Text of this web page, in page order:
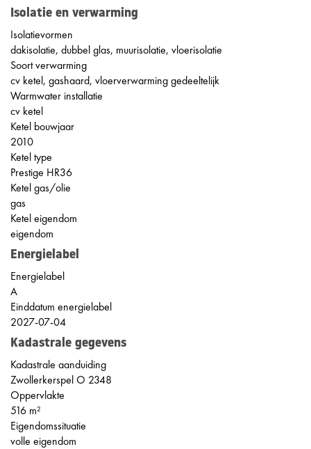
Isolatie en verwarming
Isolatievormen
dakisolatie, dubbel glas, muurisolatie, vloerisolatie
Soort verwarming
cv ketel, gashaard, vloerverwarming gedeeltelijk
Warmwater installatie
cv ketel
Ketel bouwjaar
2010
Ketel type
Prestige HR36
Ketel gas/olie
gas
Ketel eigendom
eigendom
Energielabel
Energielabel
A
Einddatum energielabel
2027-07-04
Kadastrale gegevens
Kadastrale aanduiding
Zwollerkerspel O 2348
Oppervlakte
516 m²
Eigendomssituatie
volle eigendom